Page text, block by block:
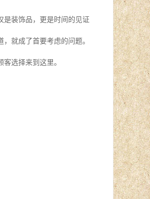
是装饰品，更是时间的见证
就成了首要考虑的问题。
选择来到这里。